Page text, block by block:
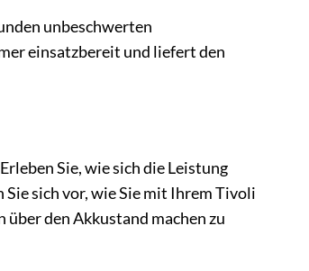
unbeschwerten
einsatzbereit und liefert den
Sie, wie sich die Leistung
sich vor, wie Sie mit Ihrem Tivoli
über den Akkustand machen zu